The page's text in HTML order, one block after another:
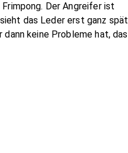
Der Angreifer ist
das Leder erst ganz spät
keine Probleme hat, das